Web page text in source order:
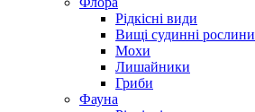
Рідкісні види
Вищі судинні рослини
Мохи
Лишайники
Гриби
Фауна